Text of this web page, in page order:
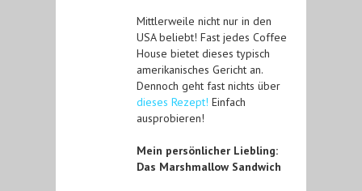
Mittlerweile nicht nur in den
USA beliebt! Fast jedes Coffee
House bietet dieses typisch
amerikanisches Gericht an.
Dennoch geht fast nichts über
dieses Rezept! Einfach
ausprobieren!
Mein persönlicher Liebling:
Das Marshmallow Sandwich